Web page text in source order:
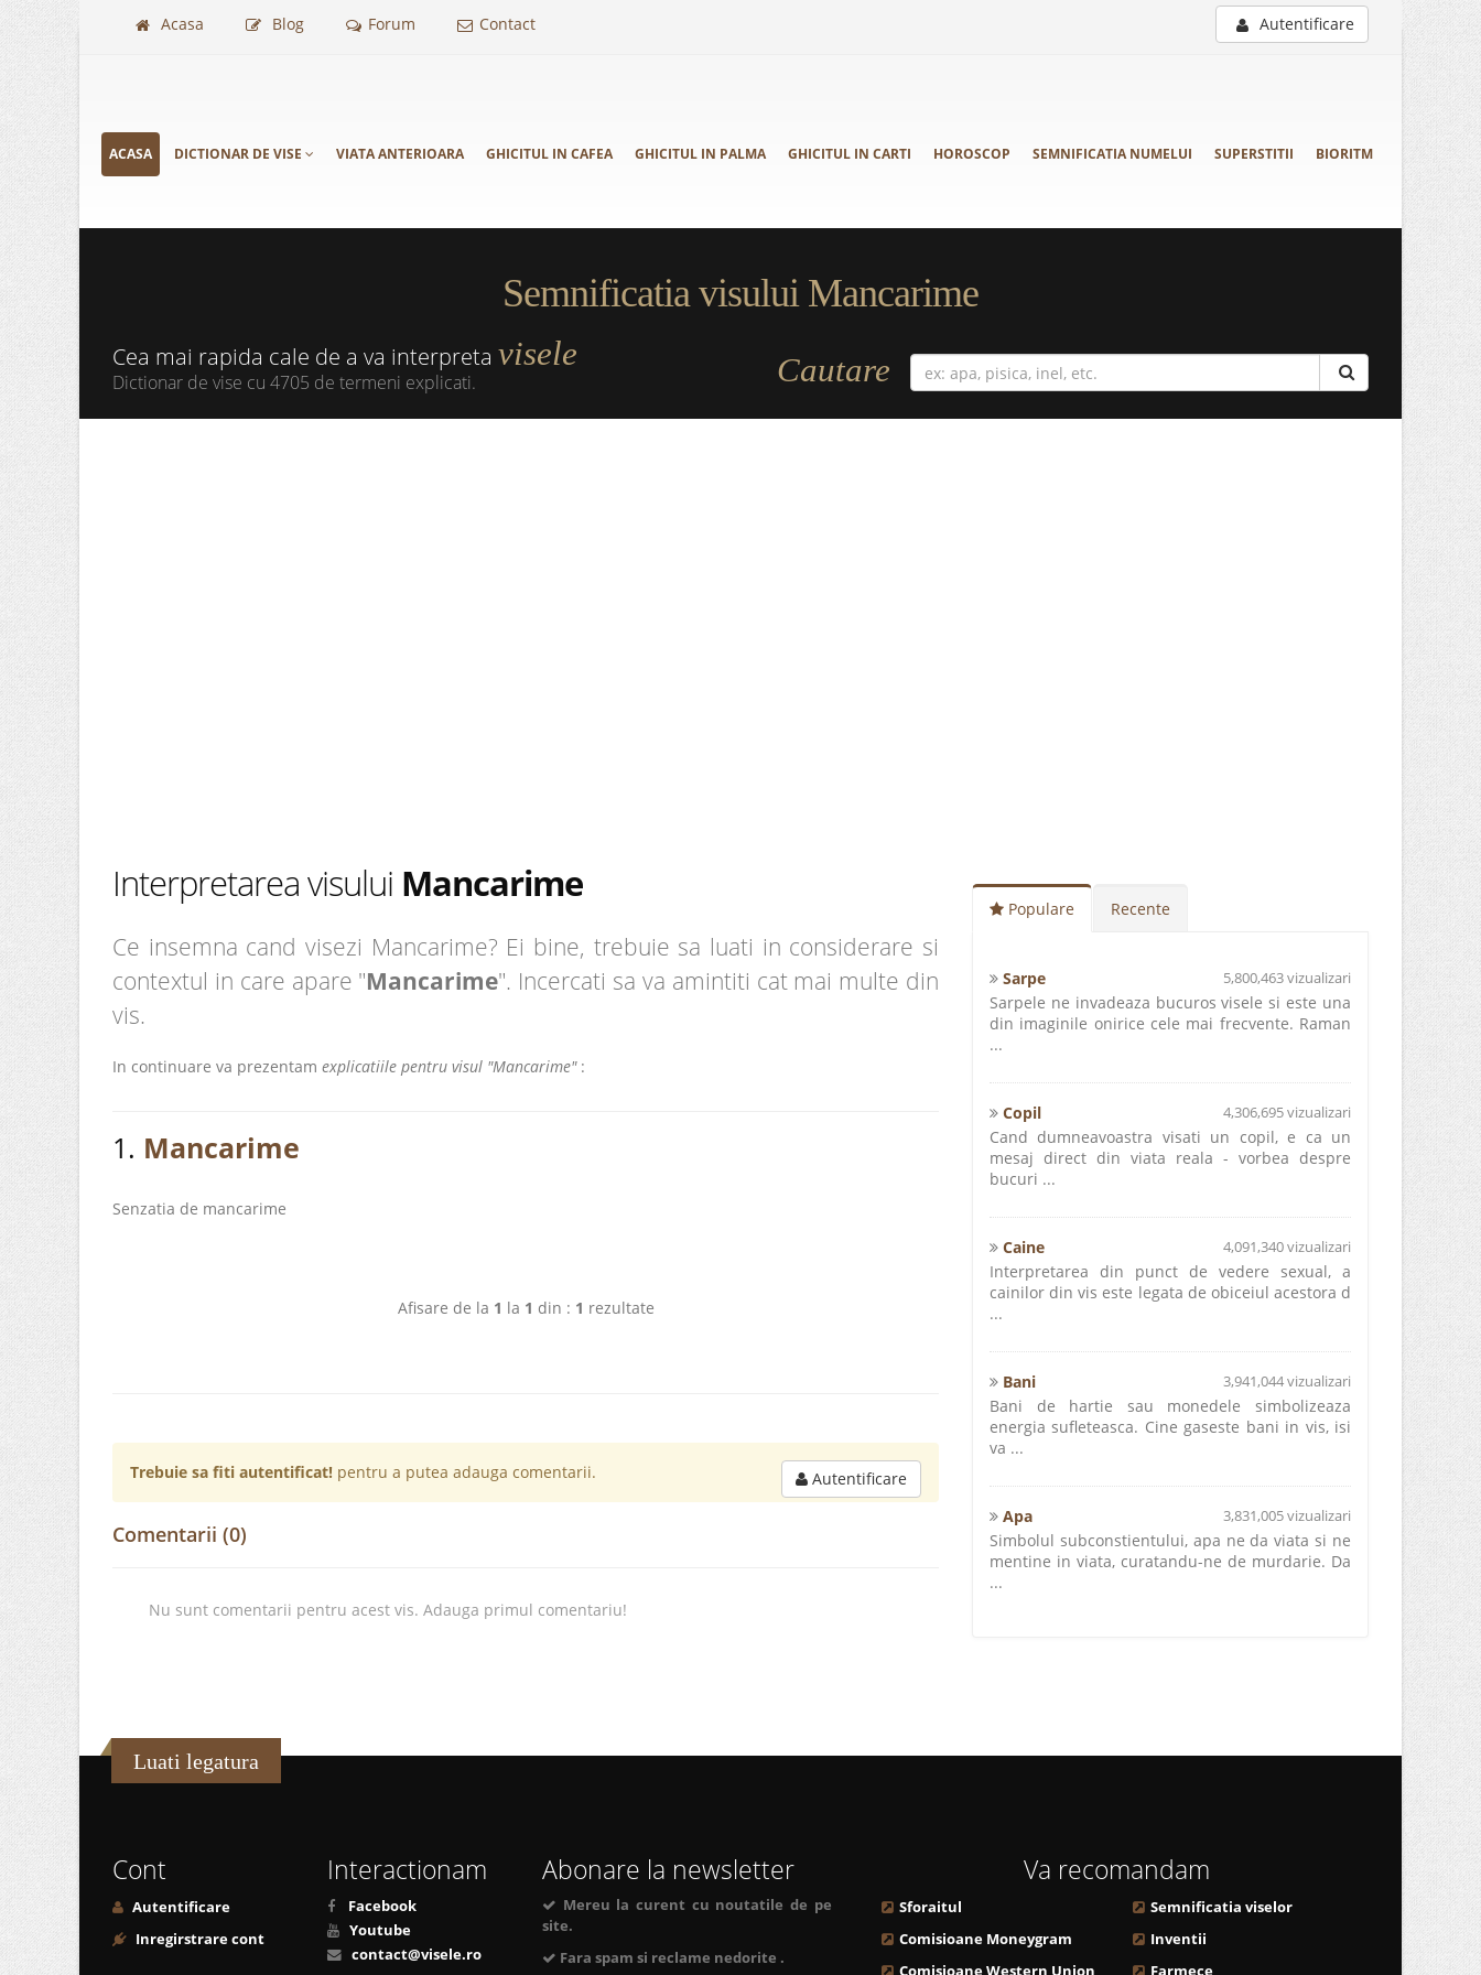
Acasa Blog Forum Contact Autentificare
ACASA DICTIONAR DE VISE VIATA ANTERIOARA GHICITUL IN CAFEA GHICITUL IN PALMA GHICITUL IN CARTI HOROSCOP SEMNIFICATIA NUMELUI SUPERSTITII BIORITM
Semnificatia visului Mancarime
Cea mai rapida cale de a va interpreta visele
Dictionar de vise cu 4705 de termeni explicati. Cautare
Interpretarea visului Mancarime
Ce insemna cand visezi Mancarime? Ei bine, trebuie sa luati in considerare si
contextul in care apare "Mancarime". Incercati sa va amintiti cat mai multe din
vis.
In continuare va prezentam explicatiile pentru visul "Mancarime":
1. Mancarime
Senzatia de mancarime
Afisare de la 1 la 1 din : 1 rezultate
Trebuie sa fiti autentificat! pentru a putea adauga comentarii. Autentificare
Comentarii (0)
Nu sunt comentarii pentru acest vis. Adauga primul comentariu!
Populare Recente
Sarpe 5,800,463 vizualizari
Sarpele ne invadeaza bucuros visele si este una
din imaginile onirice cele mai frecvente. Raman
...
Copil 4,306,695 vizualizari
Cand dumneavoastra visati un copil, e ca un
mesaj direct din viata reala - vorbea despre
bucuri ...
Caine 4,091,340 vizualizari
Interpretarea din punct de vedere sexual, a
cainilor din vis este legata de obiceiul acestora d
...
Bani 3,941,044 vizualizari
Bani de hartie sau monedele simbolizeaza
energia sufleteasca. Cine gaseste bani in vis, isi
va ...
Apa 3,831,005 vizualizari
Simbolul subconstientului, apa ne da viata si ne
mentine in viata, curatandu-ne de murdarie. Da
...
Luati legatura
Cont
Autentificare
Inregirstrare cont
Interactionam
Facebook
Youtube
contact@visele.ro
Abonare la newsletter
Mereu la curent cu noutatile de pe
site.
Fara spam si reclame nedorite .
Va recomandam
Sforaitul
Comisioane Moneygram
Comisioane Western Union
Semnificatia viselor
Inventii
Farmece